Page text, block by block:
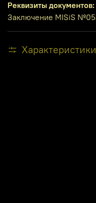
Реквизиты документов:
Заключение MISiS
Характеристики